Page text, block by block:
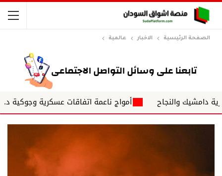
الصفحة الرئيسية الاخبار عالمية
والنجاح أمواج ناعمة اتفاقات عسكرية وجوكية د. ياسر